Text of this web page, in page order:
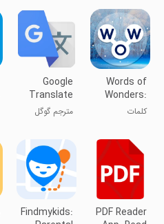
Words of
Wonders:
Crossword
کلمات
جدول کلمات
متقاطع
Google
Translate
مترجم گوگل
PDF Reader
Findmykids: